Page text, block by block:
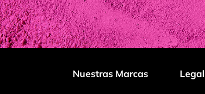
Nuestras Marcas Legal